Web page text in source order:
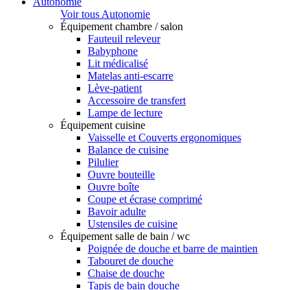
Voir tous Autonomie
Équipement chambre / salon
Fauteuil releveur
Babyphone
Lit médicalisé
Matelas anti-escarre
Lève-patient
Accessoire de transfert
Lampe de lecture
Équipement cuisine
Vaisselle et Couverts ergonomiques
Balance de cuisine
Pilulier
Ouvre bouteille
Ouvre boîte
Coupe et écrase comprimé
Bavoir adulte
Ustensiles de cuisine
Équipement salle de bain / wc
Poignée de douche et barre de maintien
Tabouret de douche
Chaise de douche
Tapis de bain douche